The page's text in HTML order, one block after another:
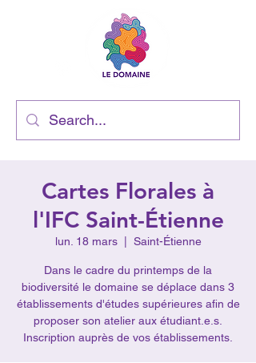
Cartes Florales à
l'IFC Saint-Étienne
lun. 18 mars
  |
Saint-Étienne
Dans le cadre du printemps de la
biodiversité le domaine se déplace dans 3
établissements d'études supérieures afin de
proposer son atelier aux étudiant.e.s.
Inscription auprès de vos établissements.